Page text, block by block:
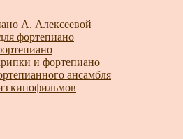
А. Алексеевой
фортепиано
и фортепиано
ансамбля
кинофильмов